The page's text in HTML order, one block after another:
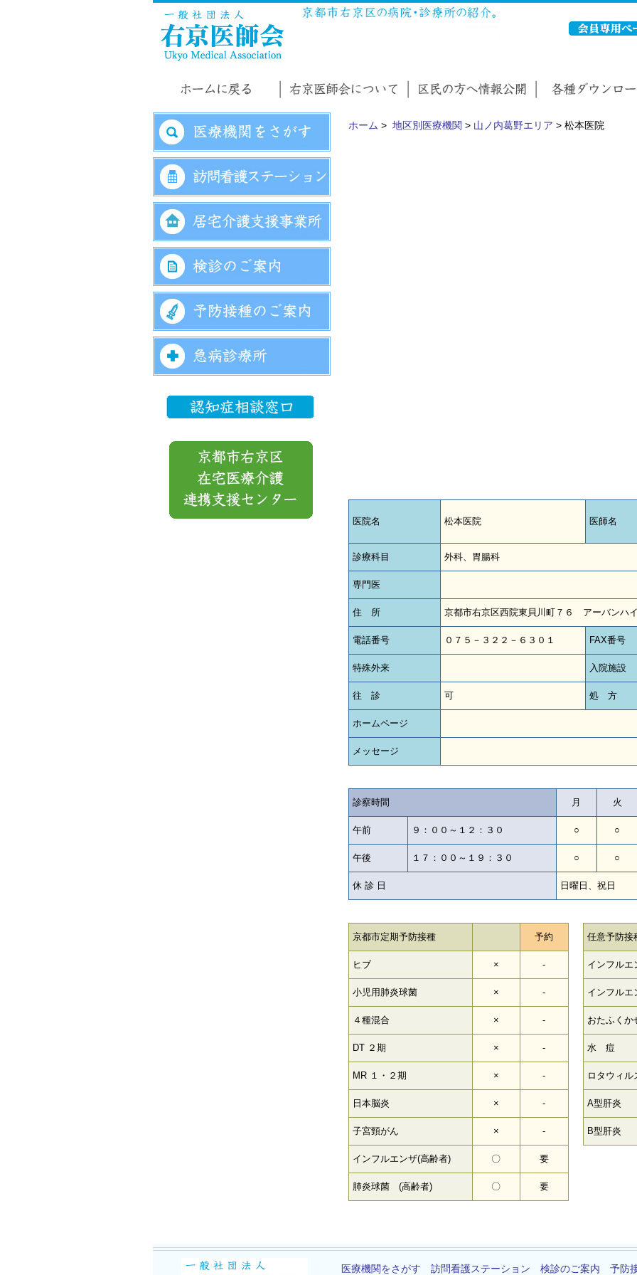
ホーム > 地区別医療機関 > 山ノ内葛野エリア > 松本医院
医院名 松本医院 医師名
診療科目 外科、胃腸科
専門医
住 所 京都市右京区西院東貝川町７６ アーバンハ
電話番号 ０７５－３２２－６３０１ FAX番号
特殊外来 入院施設
往 診 可 処 方
ホームページ
メッセージ
診察時間 月 火
午前 ９：００～１２：３０ ○ ○
午後 １７：００～１９：３０ ○ ○
休 診 日 日曜日、祝日
京都市定期予防接種 予約
ヒブ × -
小児用肺炎球菌 × -
４種混合 × -
DT ２期 × -
MR １・２期 × -
日本脳炎 × -
子宮頸がん × -
インフルエンザ(高齢者) 〇 要
肺炎球菌 (高齢者) 〇 要
任意予防接
インフルエ
インフルエ
おたふくか
水 痘
ロタウィル
A型肝炎
B型肝炎
医療機関をさがす 訪問看護ステーション 検診のご案内 予防